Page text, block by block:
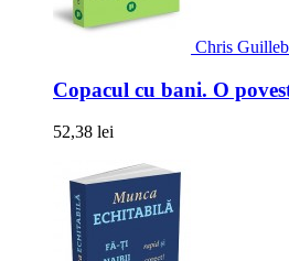
Chris
Copacul cu bani. O
52,38 lei